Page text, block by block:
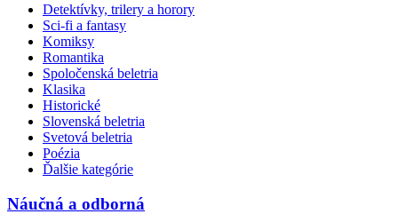
Detektívky, trilery a horory
Sci-fi a fantasy
Komiksy
Romantika
Spoločenská beletria
Klasika
Historické
Slovenská beletria
Svetová beletria
Poézia
Ďalšie kategórie
Náučná a odborná